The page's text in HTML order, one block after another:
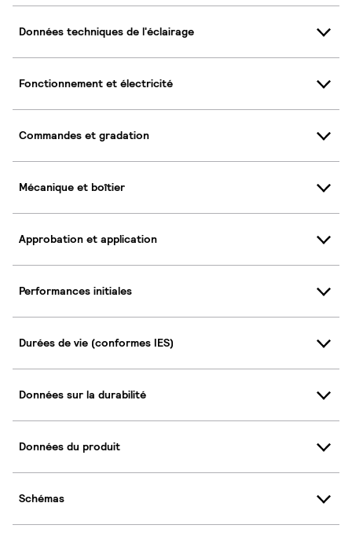
Données techniques de l'éclairage
Fonctionnement et électricité
Commandes et gradation
Mécanique et boîtier
Approbation et application
Performances initiales
Durées de vie (conformes IES)
Données sur la durabilité
Données du produit
Schémas